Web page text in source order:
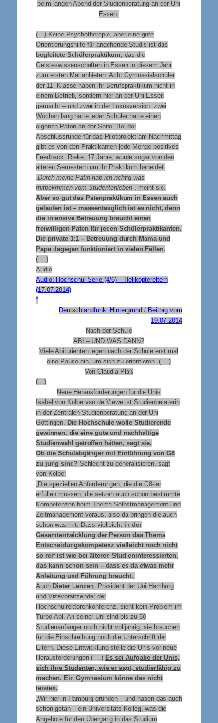
beim langen Abend der Studienberatung an der Uni
Essen.
(…) Keine Psychotherapie, aber eine gute
Orientierungshilfe für angehende Studis ist das
begleitete Schülerpraktikum , das die
Geisteswissenschaften in Essen in diesem Jahr
zum ersten Mal anbieten. Acht Gymnasialschüler
der 11. Klasse haben ihr Berufspraktikum nicht in
einem Betrieb, sondern hier an der Uni Essen
gemacht – und zwar in der Luxusversion: zwei
Wochen lang hatte jeder Schüler hatte einen
eigenen Paten an der Seite. Bei der
Abschlussrunde für das Pilotprojekt am Nachmittag
gibt es von den Praktikanten jede Menge positives
Feedback. Rieke, 17 Jahre, wurde sogar von den
älteren Semestern um ihr Praktikum beneidet.
„Durch meine Patin hab ich richtig was
mitbekmmen vom Studentenleben“, meint sie.
Aber so gut das Patenpraktikum in Essen auch
gelaufen ist – massentauglich ist es nicht, denn
die intensive Betreuung braucht einen
freiwilligen Paten für jeden Schülerpraktikanten.
Die private 1:1 – Betreuung durch Mama und
Papa dagegen funktioniert in vielen Fällen.
(….)
Audio
Audio: Hochschul-Serie (4/6) – Helikoptereltern
(17.07.2014)
°
Deutschlandfunk Hintergrund / Beitrag vom
19.07.2014
Nach der Schule
ABI – UND WAS DANN?
Viele Abiturienten legen nach der Schule erst mal
eine Pause ein, um sich zu orientieren. (….)
Von Claudia Plaß
(…)
Neue Herausforderungen für die Unis
Isabel von Kolbe van de Viewe ist Studienberaterin
in der Zentralen Studienberatung an der Uni
Göttingen. Die Hochschule wolle Studierende
gewinnen, die eine gute und nachhaltige
Studienwahl getroffen hätten, sagt sie.
Ob die Schulabgänger mit Einführung von G8
zu jung sind? Schlecht zu generalisieren, sagt
von Kolbe:
„Die speziellen Anforderungen, die die G8-ler
erfüllen müssen, die setzen auch schon bestimmte
Kompetenzen beim Thema Selbstmanagement und
Zeitmanagement voraus, also da bringen die auch
schon was mit. Dass vielleicht in der
Gesamtentwicklung der Person das Thema
Entscheidungskompetenz vielleicht noch nicht
so reif ist wie bei älteren Studieninteressierten,
das kann schon sein – dass es da etwas mehr
Anleitung und Führung braucht.
Auch Dieter Lenzen , Präsident der Uni Hamburg
und Vizevorsitzender der
Hochschulrektorenkonferenz, sieht kein Problem im
Turbo-Abi. An seiner Uni sind bis zu 50
Studienanfänger noch nicht volljährig, sie brauchen
für die Einschreibung noch die Unterschrift der
Eltern. Diese Entwicklung stelle die Unis vor neue
Herausforderungen (….) Es sei Aufgabe der Unis,
sich ihre Studenten, wie er sagt, studierfähig zu
machen. Ein Gymnasium könne das nicht
leisten.
„Wir hier in Hamburg gründen – und haben das auch
schon getan – ein Universitäts-Kolleg, was die
Angebote für den Übergang in das Studium